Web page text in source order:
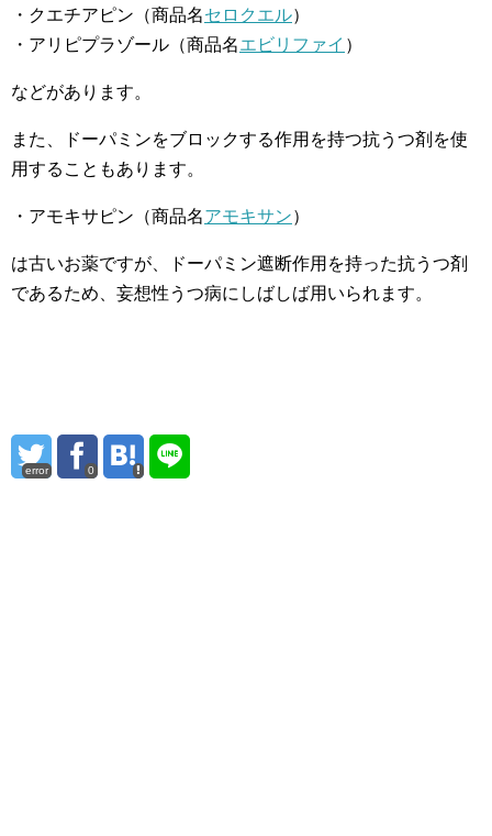
・クエチアピン（商品名セロクエル）
・アリピプラゾール（商品名エビリファイ ）
などがあります。
また、ドーパミンをブロックする作用を持つ抗うつ剤を使
用することもあります。
・アモキサピン（商品名アモキサン）
は古いお薬ですが、ドーパミン遮断作用を持った抗うつ剤
であるため、妄想性うつ病にしばしば用いられます。
error 0